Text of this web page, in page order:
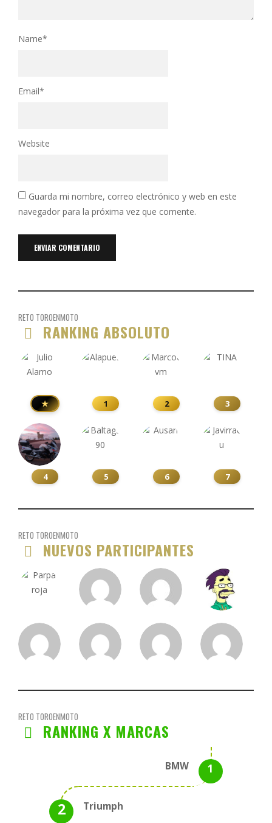
Name*
Email*
Website
Guarda mi nombre, correo electrónico y web en este
navegador para la próxima vez que comente.
RETO TOROENMOTO
RANKING ABSOLUTO
★ 1 2 3
4 5 6 7
RETO TOROENMOTO
NUEVOS PARTICIPANTES
RETO TOROENMOTO
RANKING X MARCAS
BMW
Triumph